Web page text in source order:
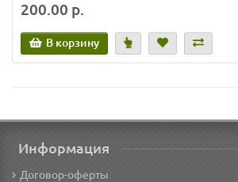
200.00 р.
В корзину
Информация
Договор-оферты